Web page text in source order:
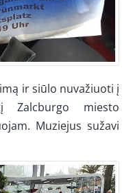
ir siūlo nuvažiuoti į
Zalcburgo miesto
Muziejus sužavi